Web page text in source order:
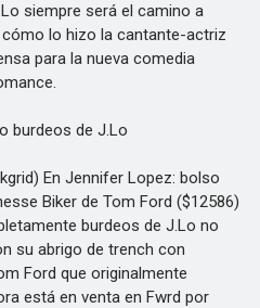
siempre será el camino a
lo hizo la cantante-actriz
para la nueva comedia
de J.Lo
En Jennifer Lopez: bolso
Biker de Tom Ford ($12586)
burdeos de J.Lo no
su abrigo de trench con
Ford que originalmente
está en venta en Fwrd por